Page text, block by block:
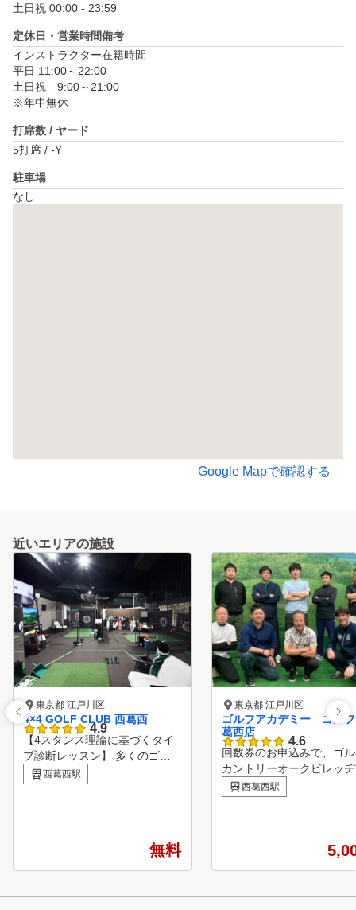
土日祝 00:00 - 23:59
定休日・営業時間備考
インストラクター在籍時間
平日 11:00～22:00
土日祝　9:00～21:00
※年中無休
打席数 / ヤード
5打席 / -Y
駐車場
なし
Google Mapで確認する
近いエリアの施設
東京都 江戸川区
4×4 GOLF CLUB 西葛西
4.9
【4スタンス理論に基づくタイ
プ診断レッスン】 多くのゴル
ファーが伸び悩む原因のひとつ
は、自分の身体に合わないスイ
イングタイプ（A1／A2／B1／
る、あなただけの上達ルート」
西葛西駅
無料
東京都 江戸川区
ゴルフアカデミー ゴル
葛西店
4.6
回数券のお申込みで、ゴ
カントリーオークビレッ
さまフォレスト、サニー
ルドにてご利用いただけ
場利用税、飲食代等はお
カデミーの特徴】 ① 金
西葛西駅